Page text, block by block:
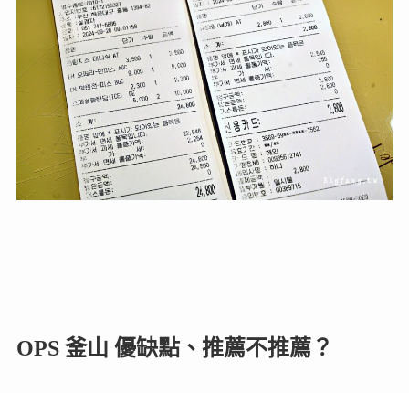
OPS 釜山 優缺點、推薦不推薦？